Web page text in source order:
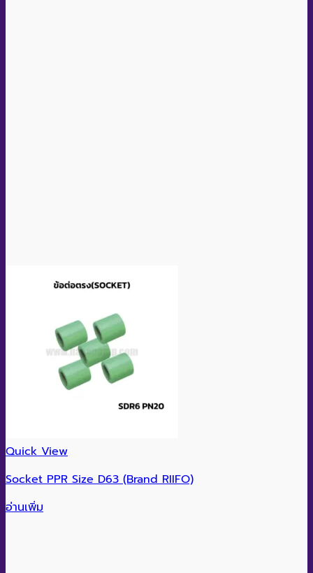
Quick View
Socket PPR Size D63 (Brand RIIFO)
อ่านเพิ่ม